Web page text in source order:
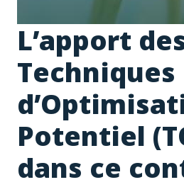
L’apport
Techniques
Potentiel
dans ce